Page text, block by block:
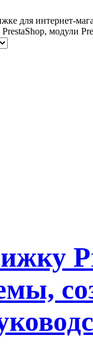
для интернет-
модули